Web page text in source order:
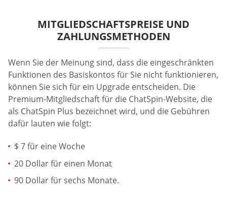
MITGLIEDSCHAFTSPREISE UND
ZAHLUNGSMETHODEN
Wenn Sie der Meinung sind, dass die eingeschränkten
Funktionen des Basiskontos für Sie nicht funktionieren,
können Sie sich für ein Upgrade entscheiden. Die
Premium-Mitgliedschaft für die ChatSpin-Website, die
als ChatSpin Plus bezeichnet wird, und die Gebühren
dafür lauten wie folgt:
$ 7 für eine Woche
20 Dollar für einen Monat
90 Dollar für sechs Monate.